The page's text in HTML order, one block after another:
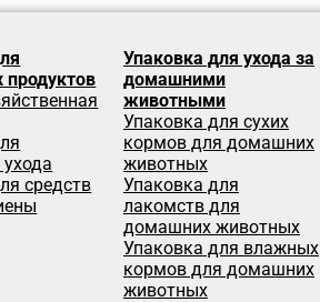
средств
Упаковка для ухода за
домашними
животными
Упаковка для сухих
кормов для домашних
животных
Упаковка для
лакомств для
домашних животных
Упаковка для влажных
кормов для домашних
животных